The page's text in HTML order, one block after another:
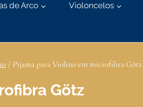
de Arco Violoncelos
/ Pijama para Violino em microfibra Götz
Götz